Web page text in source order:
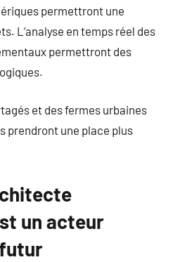
permettront une
L’analyse en temps réel des
permettront des
et des fermes urbaines
prendront une place plus
un acteur